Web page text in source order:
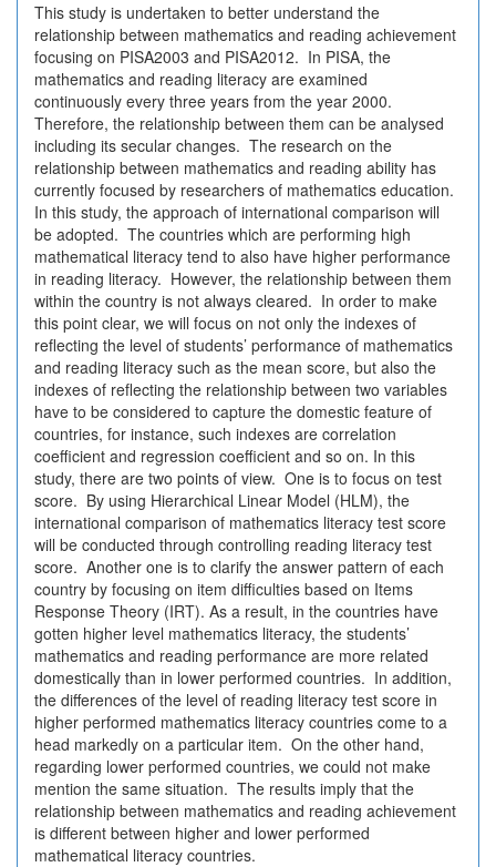
This study is undertaken to better understand the
relationship between mathematics and reading achievement
focusing on PISA2003 and PISA2012. In PISA, the
mathematics and reading literacy are examined
continuously every three years from the year 2000.
Therefore, the relationship between them can be analysed
including its secular changes. The research on the
relationship between mathematics and reading ability has
currently focused by researchers of mathematics education.
In this study, the approach of international comparison will
be adopted. The countries which are performing high
mathematical literacy tend to also have higher performance
in reading literacy. However, the relationship between them
within the country is not always cleared. In order to make
this point clear, we will focus on not only the indexes of
reflecting the level of students’ performance of mathematics
and reading literacy such as the mean score, but also the
indexes of reflecting the relationship between two variables
have to be considered to capture the domestic feature of
countries, for instance, such indexes are correlation
coefficient and regression coefficient and so on. In this
study, there are two points of view. One is to focus on test
score. By using Hierarchical Linear Model (HLM), the
international comparison of mathematics literacy test score
will be conducted through controlling reading literacy test
score. Another one is to clarify the answer pattern of each
country by focusing on item difficulties based on Items
Response Theory (IRT). As a result, in the countries have
gotten higher level mathematics literacy, the students’
mathematics and reading performance are more related
domestically than in lower performed countries. In addition,
the differences of the level of reading literacy test score in
higher performed mathematics literacy countries come to a
head markedly on a particular item. On the other hand,
regarding lower performed countries, we could not make
mention the same situation. The results imply that the
relationship between mathematics and reading achievement
is different between higher and lower performed
mathematical literacy countries.